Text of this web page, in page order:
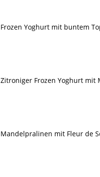
Frozen Yoghurt mit buntem
Zitroniger Frozen Yoghurt mit
Mandelpralinen mit Fleur de